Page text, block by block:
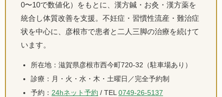
0〜10で数値化）をもとに、漢方鍼・お灸・漢方薬を
統合し体質改善を支援。不妊症・習慣性流産・難治症
状を中心に、彦根市で患者と二人三脚の治療を続けて
います。
所在地：滋賀県彦根市西今町720-32（駐車場あり）
診療：月・火・水・木・土曜日／完全予約制
予約： 24hネット予約 / TEL 0749-26-5137